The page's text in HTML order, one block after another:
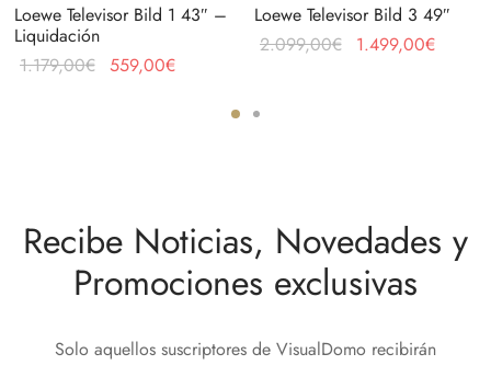
Loewe Televisor Bild 1 43″ –
Liquidación
1.179,00€ El precio
559,00€
559,00€.
Loewe Televisor Bild 3 49″
2.099,00€
El precio
1.499,00€
Recibe Noticias, Novedades y
Promociones exclusivas
Solo aquellos suscriptores de VisualDomo recibirán